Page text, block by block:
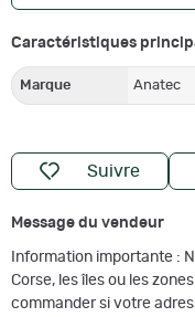
Caractéristiques
Marque Anatec
Suivre
Message du vendeur
Information importante :
Corse, les îles ou les
commander si votre